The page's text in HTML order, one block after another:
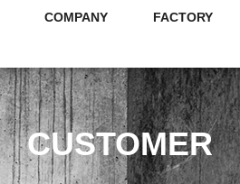
COMPANY FACTORY
CUSTOMER